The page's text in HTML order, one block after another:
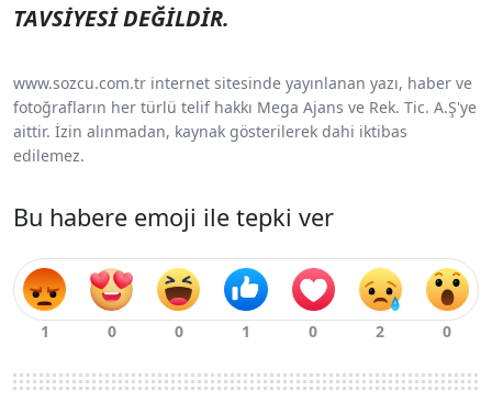
TAVSİYESİ DEĞİLDİR.
www.sozcu.com.tr internet sitesinde yayınlanan yazı, haber ve
fotoğrafların her türlü telif hakkı Mega Ajans ve Rek. Tic. A.Ş'ye
aittir. İzin alınmadan, kaynak gösterilerek dahi iktibas
edilemez.
Bu habere emoji ile tepki ver